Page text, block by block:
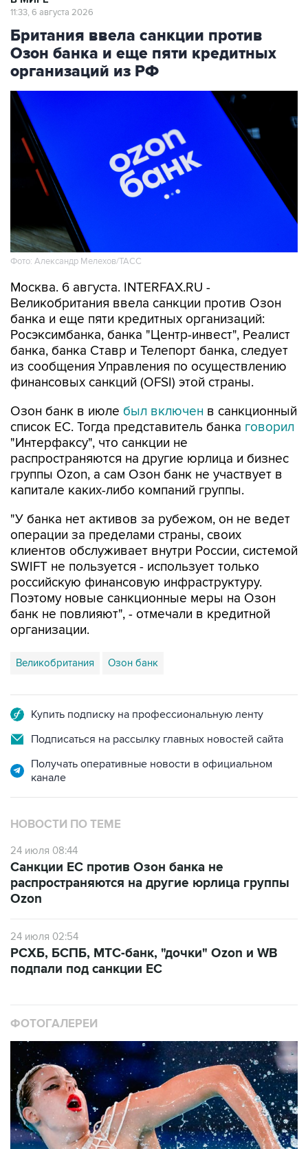
11:33, 6 августа 2026
Британия ввела санкции против
Озон банка и еще пяти кредитных
организаций из РФ
Фото: Александр Мелехов/ТАСС
Москва. 6 августа. INTERFAX.RU -
Великобритания ввела санкции против Озон
банка и еще пяти кредитных организаций:
Росэксимбанка, банка "Центр-инвест", Реалист
банка, банка Ставр и Телепорт банка, следует
из сообщения Управления по осуществлению
финансовых санкций (OFSI) этой страны.
Озон банк в июле был включен в санкционный
список ЕС. Тогда представитель банка говорил
"Интерфаксу", что санкции не
распространяются на другие юрлица и бизнес
группы Ozon, а сам Озон банк не участвует в
капитале каких-либо компаний группы.
"У банка нет активов за рубежом, он не ведет
операции за пределами страны, своих
клиентов обслуживает внутри России, системой
SWIFT не пользуется - использует только
российскую финансовую инфраструктуру.
Поэтому новые санкционные меры на Озон
банк не повлияют", - отмечали в кредитной
организации.
Великобритания Озон банк
Купить подписку на профессиональную ленту
Подписаться на рассылку главных новостей сайта
Получать оперативные новости в официальном
канале
НОВОСТИ ПО ТЕМЕ
24 июля 08:44
Санкции ЕС против Озон банка не
распространяются на другие юрлица группы
Ozon
24 июля 02:54
РСХБ, БСПБ, МТС-банк, "дочки" Ozon и WB
подпали под санкции ЕС
ФОТОГАЛЕРЕИ